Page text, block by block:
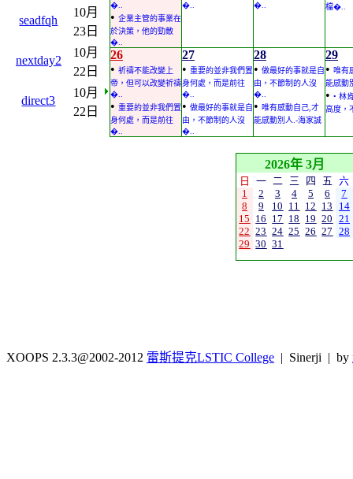
seadfqh
10月
23日
nextday2
10月
22日
direct3
10月
22日
�..
• 企業主管的事業在
於決策，他的勁敵
�..
�..
�..
檔�..
26
• 祈禱不能改變上
帝，但可以改變祈禱
�..
• 重要的並非我們置
身何處，而是前往
�..
27
• 重要的並非我們置
身何處，而是前往
�..
• 做最好的事就是自
由，不節制的人沒
�..
28
• 做最好的事就是自
由，不節制的人沒
�..
• 唯有感動自己,才
能感動別人.-海家誠
29
• 唯有
能感動
• • 林
高度，
2026年 3月
日 一 二 三 四 五
六
1
2 3 4 5 6
7
8
9 10 11 12 13
14
15 16 17 18 19 20 21
22 23 24 25 26 27 28
29 30 31
XOOPS 2.3.3@2002-2012 雷斯提克LSTIC College | Sinerji | by